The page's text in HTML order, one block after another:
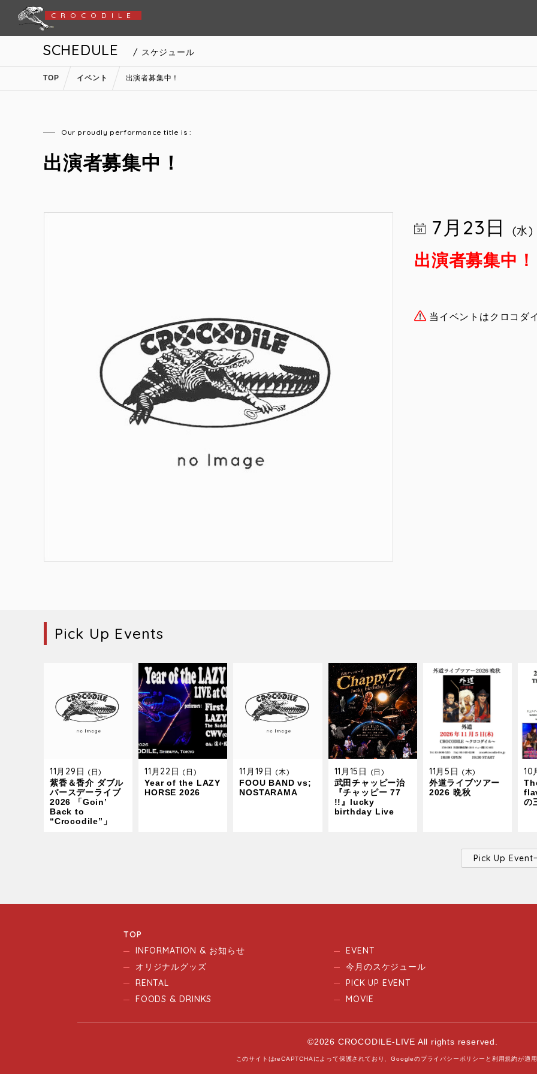
CROCODILE
SCHEDULE / スケジュール
TOP イベント 出演者募集中！
Our proudly performance title is :
出演者募集中！
7月23日 (水)
出演者募集中！
当イベントはクロコダ
Pick Up Events
11月29日 (日)
紫香＆香介 ダブル
バースデーライブ
2026 「Goin’
Back to
“Crocodile”」
11月22日 (日)
Year of the LAZY
HORSE 2026
11月19日 (木)
FOOU BAND vs;
NOSTARAMA
11月15日 (日)
武田チャッピー治
『チャッピー 77
!!』lucky
birthday Live
11月5日 (木)
外道ライブツアー
2026 晩秋
10
の
Pick Up Event
TOP
INFORMATION & お知らせ
オリジナルグッズ
RENTAL
FOODS & DRINKS
EVENT
今月のスケジュール
PICK UP EVENT
MOVIE
©2026 CROCODILE-LIVE All rights reserved.
このサイトはreCAPTCHAによって保護されており、Googleのプライバシーポリシー と 利用規約が適